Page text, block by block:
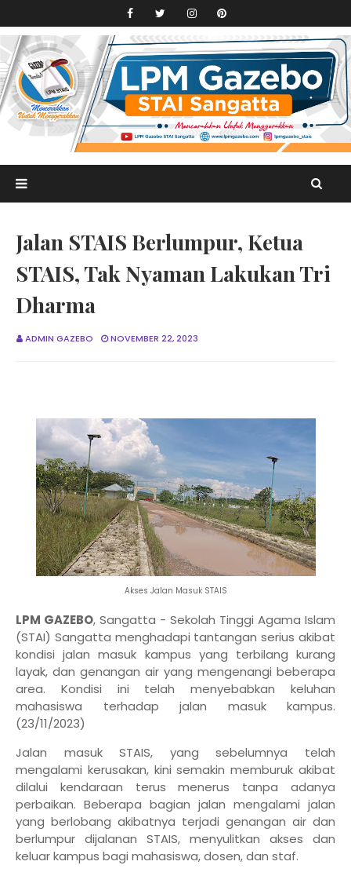
Jalan STAIS Berlumpur, Ketua
STAIS, Tak Nyaman Lakukan Tri
Dharma
ADMIN GAZEBO NOVEMBER 22, 2023
Akses Jalan Masuk STAIS
LPM GAZEBO, Sangatta - Sekolah Tinggi Agama Islam
(STAI) Sangatta menghadapi tantangan serius akibat
kondisi jalan masuk kampus yang terbilang kurang
layak, dan genangan air yang mengenangi beberapa
area. Kondisi ini telah menyebabkan keluhan
mahasiswa terhadap jalan masuk kampus.
(23/11/2023)
Jalan masuk STAIS, yang sebelumnya telah
mengalami kerusakan, kini semakin memburuk akibat
dilalui kendaraan terus menerus tanpa adanya
perbaikan. Beberapa bagian jalan mengalami jalan
yang berlobang akibatnya terjadi genangan air dan
berlumpur dijalanan STAIS, menyulitkan akses dan
keluar kampus bagi mahasiswa, dosen, dan staf.